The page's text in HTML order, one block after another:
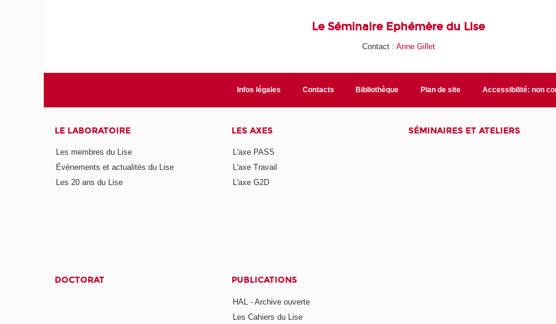
Le Séminaire Ephémère du Lise
Contact : Anne Gillet
Infos légales Contacts Bibliothèque Plan de site Accessibilité: non
LE LABORATOIRE
Les membres du Lise
Événements et actualités du Lise
Les 20 ans du Lise
LES AXES
L'axe PASS
L'axe Travail
L'axe G2D
SÉMINAIRES ET ATELIERS
DOCTORAT PUBLICATIONS
HAL - Archive ouverte
Les Cahiers du Lise